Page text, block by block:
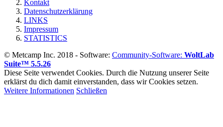
© Metcamp Inc. 2018 - Software:
Suite™ 5.5.26
Diese Seite verwendet Cookies. Durch die Nutzung unserer Seite
erklärst du dich damit einverstanden, dass wir Cookies setzen.
Weitere Informationen